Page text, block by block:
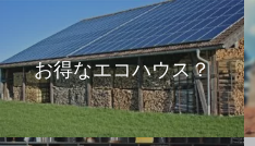
お得なエコハウス？